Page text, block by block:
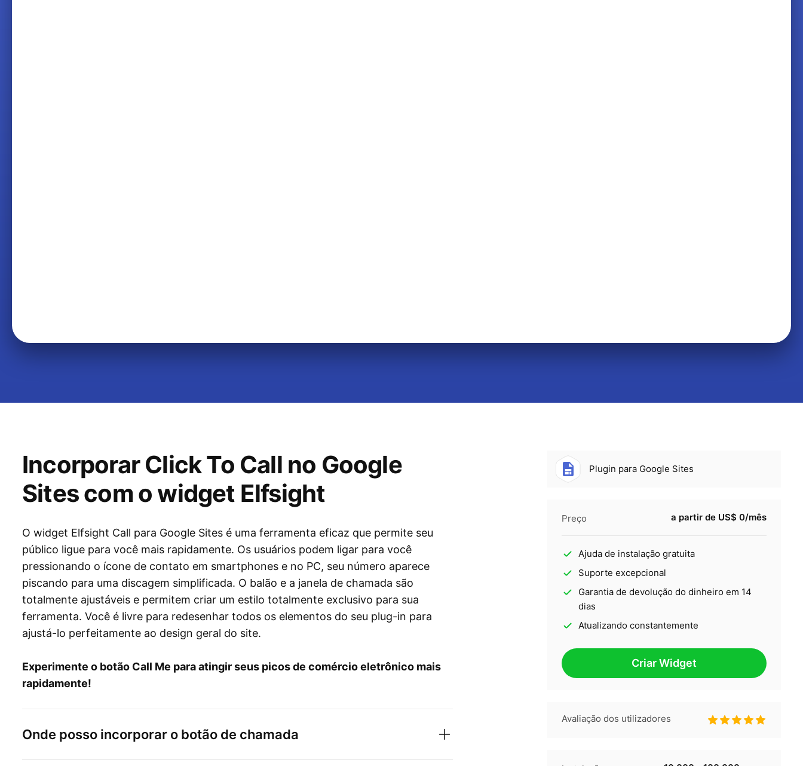
Incorporar Click To Call no Google
Sites com o widget Elfsight
O widget Elfsight Call para Google Sites é uma ferramenta eficaz que permite seu
público ligue para você mais rapidamente. Os usuários podem ligar para você
pressionando o ícone de contato em smartphones e no PC, seu número aparece
piscando para uma discagem simplificada. O balão e a janela de chamada são
totalmente ajustáveis ​​e permitem criar um estilo totalmente exclusivo para sua
ferramenta. Você é livre para redesenhar todos os elementos do seu plug-in para
ajustá-lo perfeitamente ao design geral do site.
Experimente o botão Call Me para atingir seus picos de comércio eletrônico mais
rapidamente!
Onde posso incorporar o botão de chamada
Plugin para Google Sites
Preço a partir de US$ 0/mês
Ajuda de instalação gratuita
Suporte excepcional
Garantia de devolução do dinheiro em 14
dias
Atualizando constantemente
Criar Widget
Avaliação dos utilizadores